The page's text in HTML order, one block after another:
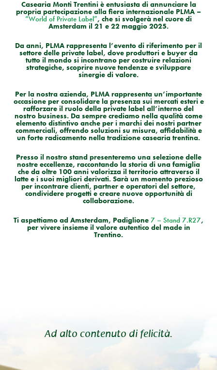
Casearia Monti Trentini è entusiasta di annunciare la
propria partecipazione alla fiera internazionale PLMA –
“World of Private Label”, che si svolgerà nel cuore di
Amsterdam il 21 e 22 maggio 2025.
Da anni, PLMA rappresenta l’evento di riferimento per il
settore delle private label, dove produttori e buyer da
tutto il mondo si incontrano per costruire relazioni
strategiche, scoprire nuove tendenze e sviluppare
sinergie di valore.
Per la nostra azienda, PLMA rappresenta un’importante
occasione per consolidare la presenza sui mercati esteri e
rafforzare il ruolo della private label all’interno del
nostro business. Da sempre crediamo nella qualità come
elemento distintivo anche per i marchi dei nostri partner
commerciali, offrendo soluzioni su misura, affidabilità e
un forte radicamento nella tradizione casearia trentina.
Presso il nostro stand presenteremo una selezione delle
nostre eccellenze, raccontando la storia di una famiglia
che da oltre 100 anni valorizza il territorio attraverso il
latte e i suoi migliori derivati. Sarà un momento prezioso
per incontrare clienti, partner e operatori del settore,
condividere progetti e creare nuove opportunità di
collaborazione.
Ti aspettiamo ad Amsterdam, Padiglione 7 – Stand 7.R27,
per vivere insieme il valore autentico del made in
Trentino.
Ad alto contenuto di felicità.